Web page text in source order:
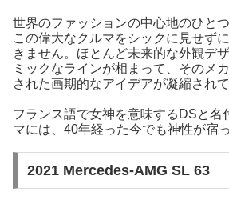
世界のファッションの中心地のひと
この偉大なクルマをシックに見せず
きません。ほとんど未来的な外観デ
ミックなラインが相まって、そのメ
された画期的なアイデアが凝縮されて
フランス語で女神を意味するDSと名
マには、40年経った今でも神性が宿
2021 Mercedes-AMG SL 63